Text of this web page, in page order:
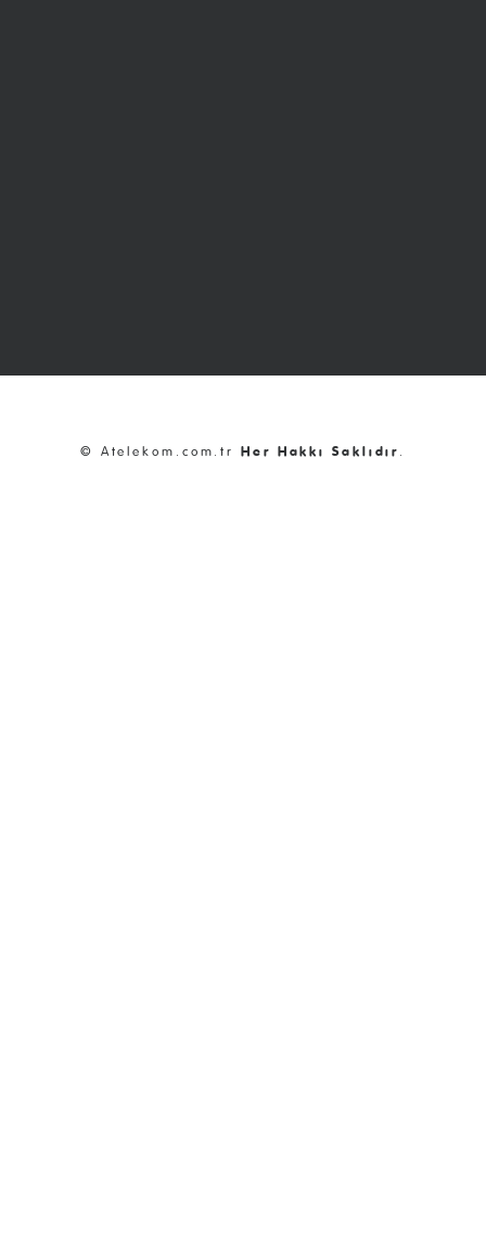
© Atelekom.com.trHer Hakkı Saklıdır